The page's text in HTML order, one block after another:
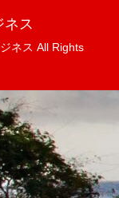
ネス
ネス All Rights